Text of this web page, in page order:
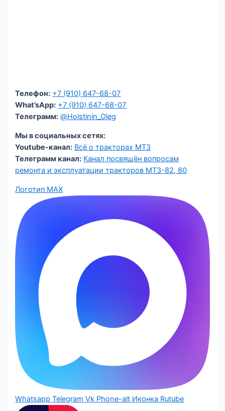
Телефон: +7 (910) 647-68-07
What’sApp: +7 (910) 647-68-07
Телеграмм: @Holstinin_Oleg
Мы в социальных сетях:
Youtube-канал: Всё о тракторах МТЗ
Телеграмм канал: Канал посвящён вопросам
ремонта и эксплуатации тракторов МТЗ-82, 80
Логотип MAX
Whatsapp Telegram Vk Phone-alt Иконка Rutube